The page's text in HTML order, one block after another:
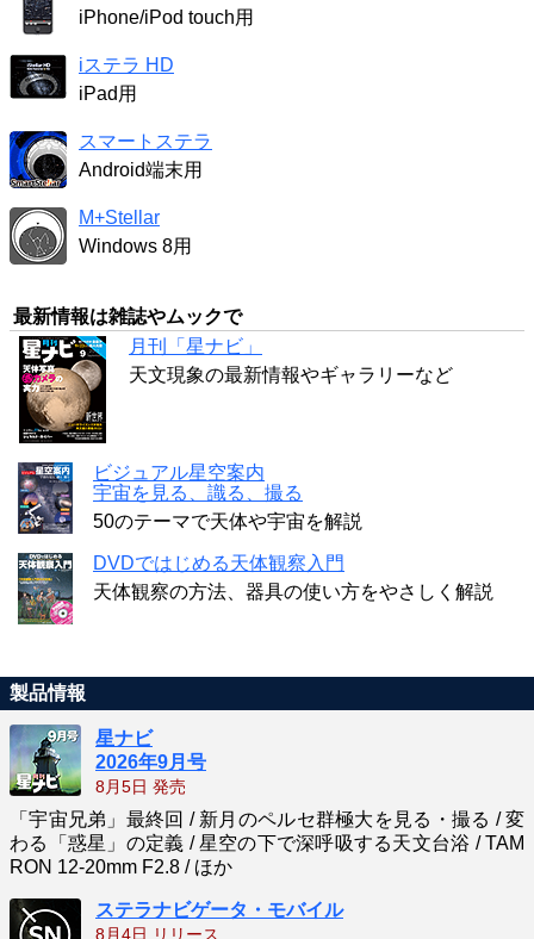
iPhone/iPod touch用
iステラ HD
iPad用
スマートステラ
Android端末用
M+Stellar
Windows 8用
最新情報は雑誌やムックで
月刊「星ナビ」
天文現象の最新情報やギャラリーなど
ビジュアル星空案内
宇宙を見る、識る、撮る
50のテーマで天体や宇宙を解説
DVDではじめる天体観察入門
天体観察の方法、器具の使い方をやさしく解説
製品情報
星ナビ
2026年9月号
8月5日 発売
「宇宙兄弟」最終回 / 新月のペルセ群極大を見る・撮る / 変
わる「惑星」の定義 / 星空の下で深呼吸する天文台浴 / TAM
RON 12-20mm F2.8 / ほか
ステラナビゲータ・モバイル
8月4日 リリース